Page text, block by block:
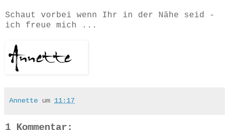
Schaut vorbei wenn Ihr in der Nähe seid -
ich freue mich ...
Annette um 11:17
1 Kommentar: